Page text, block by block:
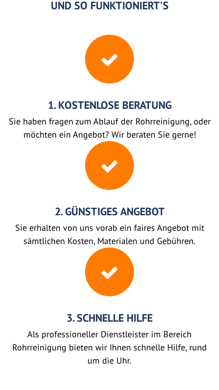
UND SO FUNKTIONIERT'S
1. KOSTENLOSE BERATUNG
Sie haben fragen zum Ablauf der Rohrreinigung, oder
möchten ein Angebot? Wir beraten Sie gerne!
2. GÜNSTIGES ANGEBOT
Sie erhalten von uns vorab ein faires Angebot mit
sämtlichen Kosten, Materialen und Gebühren.
3. SCHNELLE HILFE
Als professioneller Dienstleister im Bereich
Rohrreinigung bieten wir Ihnen schnelle Hilfe, rund
um die Uhr.